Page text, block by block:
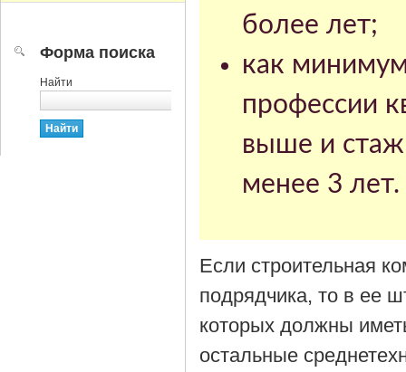
более лет;
как
профессии
выше и стаж
менее 3 лет.
Если строительная
подрядчика, то в ее
которых должны
остальные
Форма поиска
Найти